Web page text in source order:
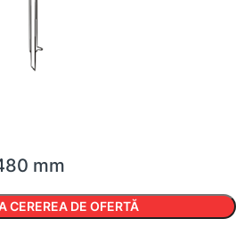
mm
CEREREA DE OFERTĂ